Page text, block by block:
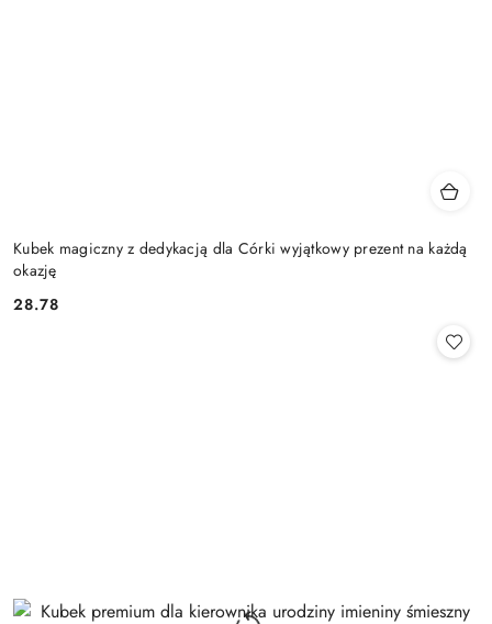
Kubek magiczny z dedykacją dla Córki wyjątkowy prezent na każdą
okazję
Cena:
28.78